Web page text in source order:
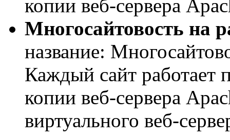
копии веб-сервера
Многосайтовость на
название:
Каждый сайт работает
копии веб-сервера
виртуального веб-